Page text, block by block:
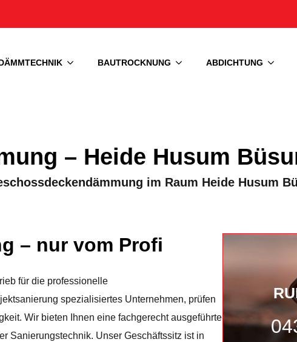
BAUTROCKNUNG ABDICHTUNG
– Heide Husum
im Raum Heide Husum
– nur vom Profi
für die professionelle
spezialisiertes Unternehmen, prüfen
Wir bieten Ihnen eine fachgerecht ausgeführte
Sanierungstechnik. Unser Geschäftssitz ist in